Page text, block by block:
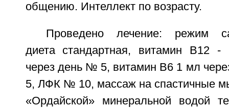
общению. Интеллект по возрасту.
Проведено лечение: режим
диета стандартная, витамин B12
через день № 5, витамин В6 1 мл
5, ЛФК № 10, массаж на спастичные
«Ордайской» минеральной водой